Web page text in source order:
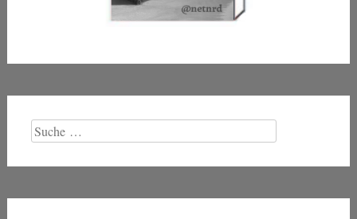
Suche
nach: